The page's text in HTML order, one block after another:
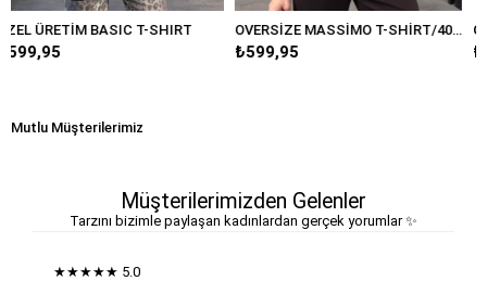
SHIRT OVERSİZE MASSİMO T-SHİRT/4031
Mutlu Müşterilerimiz
Müşterilerimizden Gelenler
Tarzını bizimle paylaşan kadınlardan gerçek yorumlar ✨
★★★★★ 5.0